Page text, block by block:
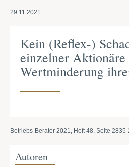
29.11.2021
Kein (Reflex-)
einzelner Aktionäre
Wertminderung
Betriebs-Berater 2021, Heft 48, Seite
Autoren